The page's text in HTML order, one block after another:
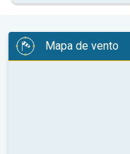
Mapa de vento